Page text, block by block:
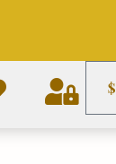
$